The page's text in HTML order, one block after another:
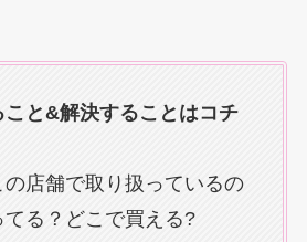
と&解決することはコチ
の店舗で取り扱っているの
る？どこで買える?